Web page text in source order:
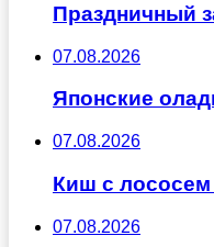
Праздничный
07.08.2026
Японские
07.08.2026
Киш с лососем
07.08.2026